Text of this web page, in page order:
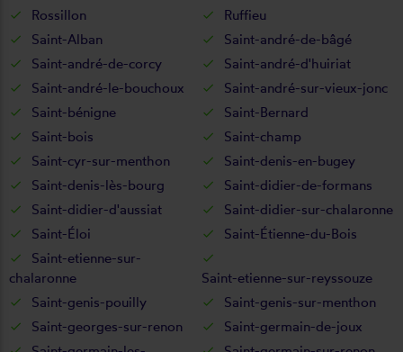
Rossillon
Ruffieu
Saint-Alban
Saint-andré-de-bâgé
Saint-andré-de-corcy
Saint-andré-d'huiriat
Saint-andré-le-bouchoux
Saint-andré-sur-vieux-jonc
Saint-bénigne
Saint-Bernard
Saint-bois
Saint-champ
Saint-cyr-sur-menthon
Saint-denis-en-bugey
Saint-denis-lès-bourg
Saint-didier-de-formans
Saint-didier-d'aussiat
Saint-didier-sur-chalaronne
Saint-Éloi
Saint-Étienne-du-Bois
Saint-etienne-sur-
chalaronne
Saint-etienne-sur-reyssouze
Saint-genis-pouilly
Saint-genis-sur-menthon
Saint-georges-sur-renon
Saint-germain-de-joux